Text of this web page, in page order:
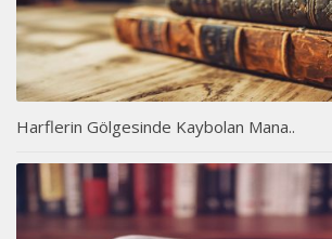
Harflerin Gölgesinde Kaybolan Mana..